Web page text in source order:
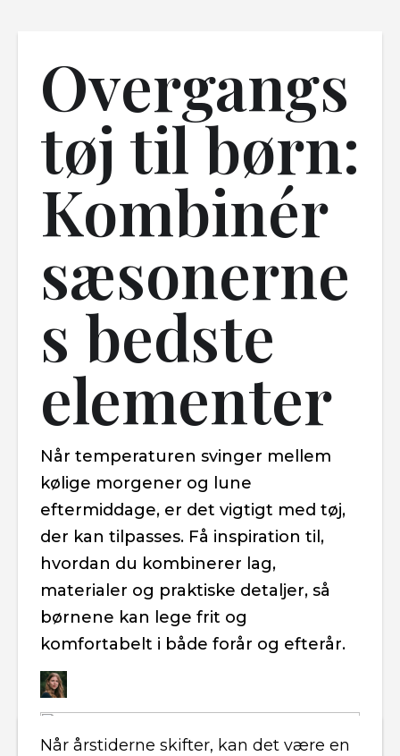
Overgangs
tøj til børn:
Kombinér
sæsonerne
s bedste
elementer
Når temperaturen svinger mellem
kølige morgener og lune
eftermiddage, er det vigtigt med tøj,
der kan tilpasses. Få inspiration til,
hvordan du kombinerer lag,
materialer og praktiske detaljer, så
børnene kan lege frit og
komfortabelt i både forår og efterår.
Når årstiderne skifter, kan det være en